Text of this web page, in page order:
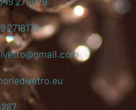
2718179